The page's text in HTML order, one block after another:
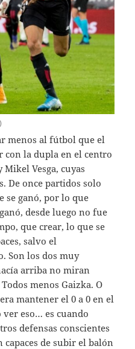
menos al fútbol que el
la dupla en el centro
Vesga, cuyas
De once partidos solo
se ganó, por lo que
desde luego no fue
que crear, lo que se
salvo el
Son los dos muy
arriba no miran
menos Gaizka. O
mantener el 0 a 0 en el
eso… es cuando
defensas conscientes
capaces de subir el balón